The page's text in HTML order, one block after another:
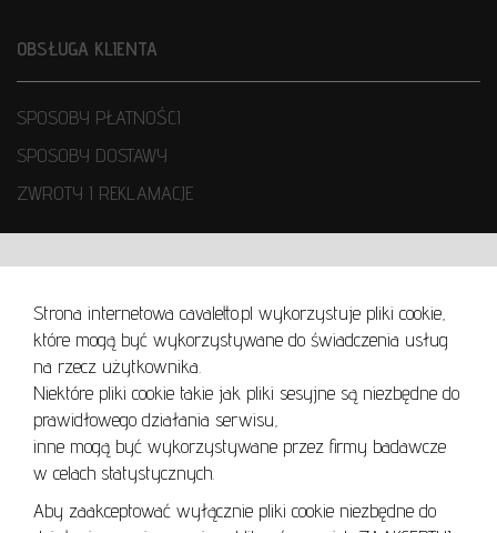
Strona internetowa cavaletto.pl wykorzystuje pliki cookie,
które mogą być wykorzystywane do świadczenia usług
na rzecz użytkownika.
Niektóre pliki cookie takie jak pliki sesyjne są niezbędne do
prawidłowego działania serwisu,
inne mogą być wykorzystywane przez firmy badawcze
w celach statystycznych.
Aby zaakceptować wyłącznie pliki cookie niezbędne do
OBSŁUGA KLIENTA
SPOSOBY PŁATNOŚCI
SPOSOBY DOSTAWY
ZWROTY I REKLAMACJE
REGULAMIN
REGULAMIN AUKCJI
POLITYKA PRYWATNOŚCI
POLITYKA COOKIES